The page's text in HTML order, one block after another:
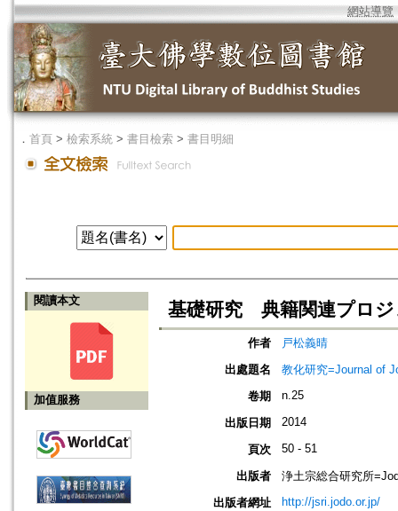
網站導覽
． 首頁 > 檢索系統 > 書目檢索 > 書目明細
閱讀本文
加值服務
基礎研究 典籍関連プロ
作者
戸松義晴
出處題名
教化研究=Journal of
卷期
n.25
出版日期 2014
頁次 50 - 51
出版者
浄土宗総合研究所
出版者網址
http://jsri.jodo.or.jp/